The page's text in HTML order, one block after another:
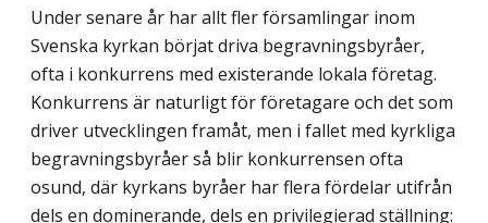
Under senare år har allt fler församlingar inom
Svenska kyrkan börjat driva begravningsbyråer,
ofta i konkurrens med existerande lokala företag.
Konkurrens är naturligt för företagare och det som
driver utvecklingen framåt, men i fallet med kyrkliga
begravningsbyråer så blir konkurrensen ofta
osund, där kyrkans byråer har flera fördelar utifrån
dels en dominerande, dels en privilegierad ställning: